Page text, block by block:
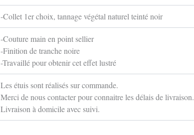
-Collet 1er choix, tannage végétal naturel teinté noir
-Couture main en point sellier
-Finition de tranche noire
-Travaillé pour obtenir cet effet lustré
Les étuis sont réalisés sur commande.
Merci de nous contacter pour connaitre les délais de livraison.
Livraison à domicile avec suivi.